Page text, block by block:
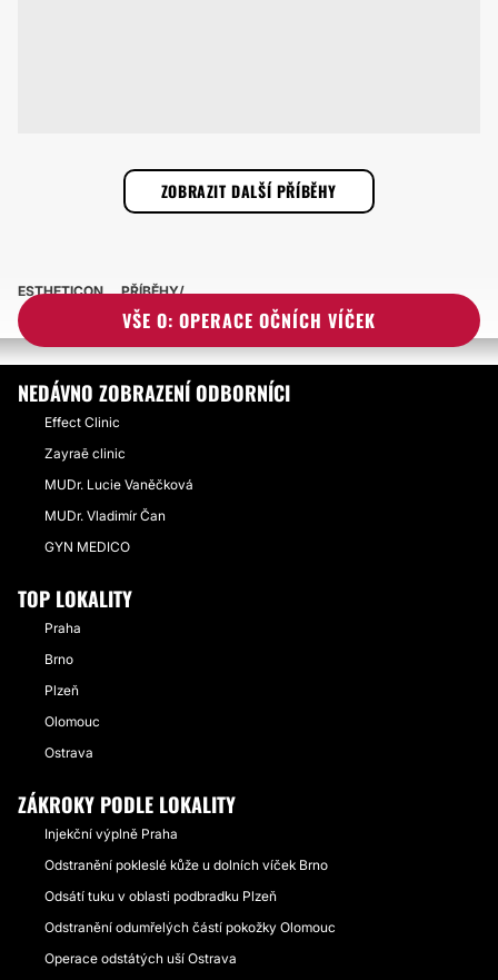
ZOBRAZIT DALŠÍ PŘÍBĚHY
VŠE O: OPERACE OČNÍCH VÍČEK
ESTHETICON
PŘÍBĚHY
PŘÍBĚHY TÝKAJÍCÍ SE ZÁKROKU OPERACE OČNÍCH VÍČEK
NEDÁVNO ZOBRAZENÍ ODBORNÍCI
Effect Clinic
Zayraē clinic
MUDr. Lucie Vaněčková
MUDr. Vladimír Čan
GYN MEDICO
TOP LOKALITY
Praha
Brno
Plzeň
Olomouc
Ostrava
ZÁKROKY PODLE LOKALITY
Injekční výplně Praha
Odstranění pokleslé kůže u dolních víček Brno
Odsátí tuku v oblasti podbradku Plzeň
Odstranění odumřelých částí pokožky Olomouc
Operace odstátých uší Ostrava